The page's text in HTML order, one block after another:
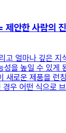
제안한 사람의
고 얼마나 깊은 지
성을 높일 수 있게
새로운 제품을 런
우 어떤 식으로